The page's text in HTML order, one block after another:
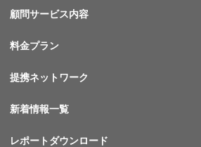
顧問サービス内容
料金プラン
提携ネットワーク
新着情報一覧
レポートダウンロード